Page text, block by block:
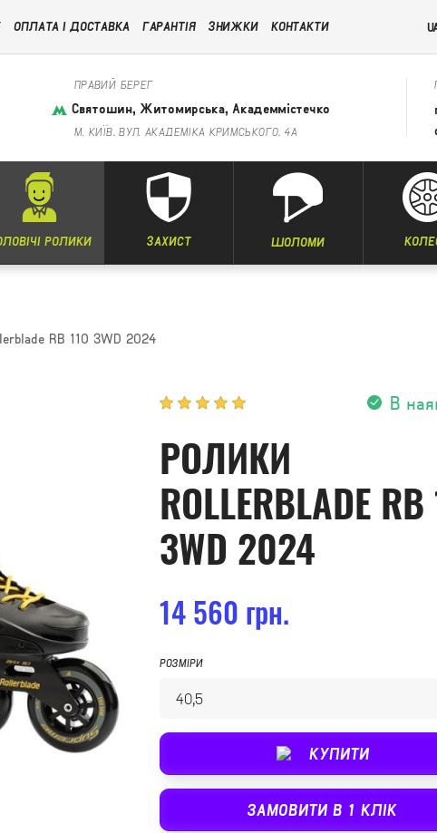
ОПЛАТА І ДОСТАВКА ГАРАНТІЯ ЗНИЖКИ КОНТАКТИ
ПРАВИЙ БЕРЕГ
Святошин, Житомирська, Академмістечко
М. КИЇВ, ВУЛ. АКАДЕМІКА КРИМСЬКОГО, 4А
РОЛИКИ ЗАХИСТ ШОЛОМИ
RB 110 3WD 2024
В
РОЛИКИ
ROLLERBLADE
3WD 2024
14 560 грн.
РОЗМІРИ
КУПИТИ
ЗАМОВИТИ В 1 КЛІК